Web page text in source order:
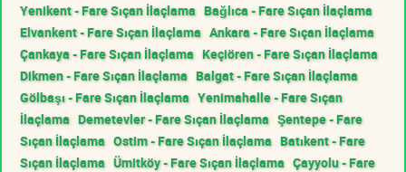
Yenikent - Fare Sıçan İlaçlama Bağlıca - Fare Sıçan İlaçlama
Elvankent - Fare Sıçan İlaçlama Ankara - Fare Sıçan İlaçlama
Çankaya - Fare Sıçan İlaçlama Keçiören - Fare Sıçan İlaçlama
Dikmen - Fare Sıçan İlaçlama Balgat - Fare Sıçan İlaçlama
Gölbaşı - Fare Sıçan İlaçlama Yenimahalle - Fare Sıçan
İlaçlama Demetevler - Fare Sıçan İlaçlama Şentepe - Fare
Sıçan İlaçlama Ostim - Fare Sıçan İlaçlama Batıkent - Fare
Sıçan İlaçlama Ümitköy - Fare Sıçan İlaçlama Çayyolu - Fare